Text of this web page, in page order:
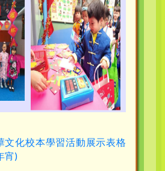
文化校本學習活動展示表格
宵)